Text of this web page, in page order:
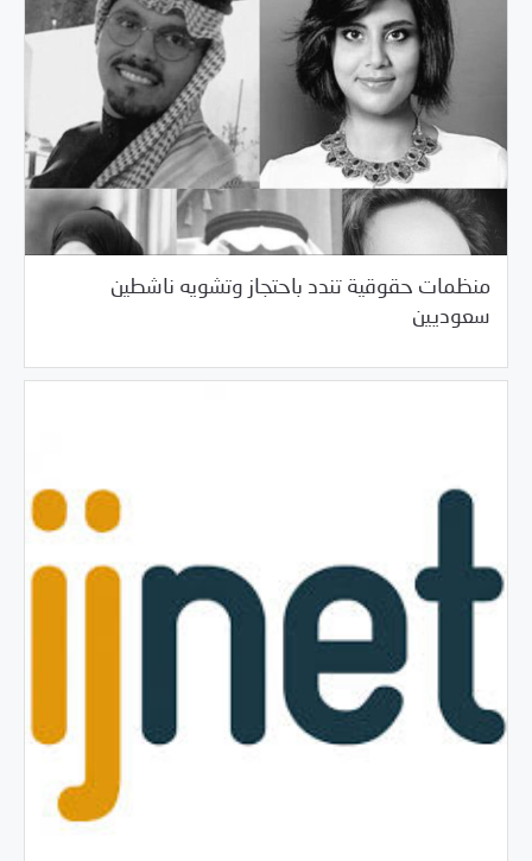
منظمات حقوقية تندد باحتجاز وتشويه ناشطين
سعوديين
05/29/2018 خبر بارز /مرصد الانتهاكات